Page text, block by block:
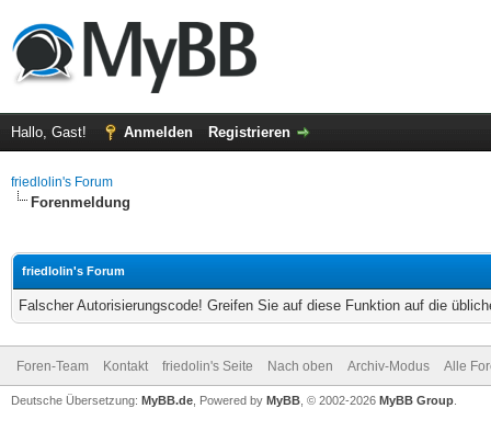
Hallo, Gast! Anmelden Registrieren
friedlolin's Forum
Forenmeldung
friedlolin's Forum
Falscher Autorisierungscode! Greifen Sie auf diese Funktion auf die
Foren-Team Kontakt friedolin's Seite Nach oben Archiv-Modus Alle
Deutsche Übersetzung: MyBB.de , Powered by MyBB , © 2002-2026 MyBB Group